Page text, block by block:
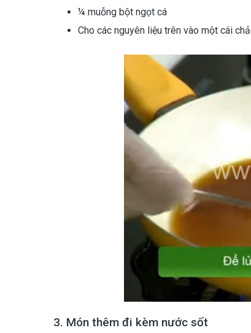
¼ muỗng bột ngọt cá
Cho các nguyên liệu trên vào một cái
3. Món thêm đi kèm nước sốt